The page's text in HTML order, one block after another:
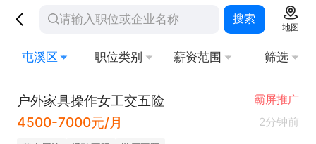
搜索
地图
屯溪区 职位类别 薪资范围 筛选
户外家具操作女工交五险 霸屏推广
4500-7000元/月 2分钟前